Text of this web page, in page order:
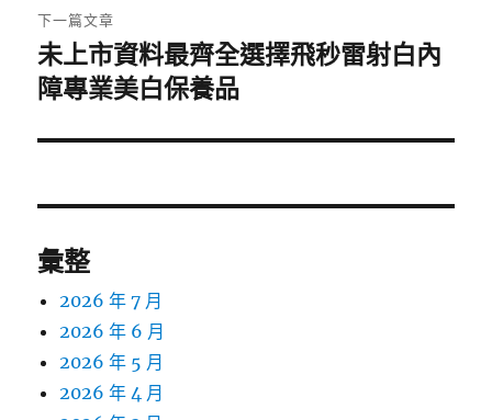
章:
下一篇文章
下
一
文
未上市資料最齊全選擇飛秒雷射白內
障專業美白保養品
彙整
2026 年 7 月
2026 年 6 月
2026 年 5 月
2026 年 4 月